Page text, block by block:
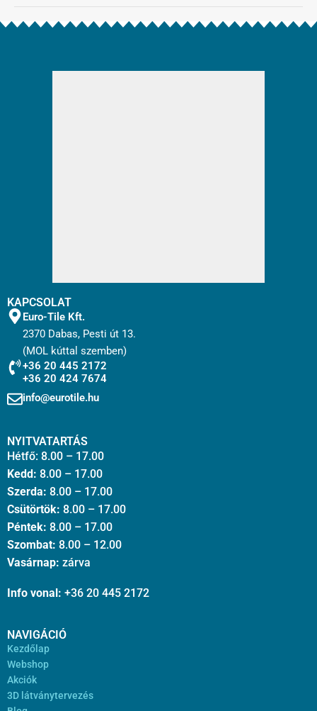
KAPCSOLAT
Euro-Tile Kft.
2370 Dabas, Pesti út 13.
(MOL kúttal szemben)
+36 20 445 2172
+36 20 424 7674
info@eurotile.hu
NYITVATARTÁS
Hétfő: 8.00 – 17.00
Kedd: 8.00 – 17.00
Szerda: 8.00 – 17.00
Csütörtök: 8.00 – 17.00
Péntek: 8.00 – 17.00
Szombat: 8.00 – 12.00
Vasárnap: zárva
Info vonal: +36 20 445 2172
NAVIGÁCIÓ
Kezdőlap
Webshop
Akciók
3D látványtervezés